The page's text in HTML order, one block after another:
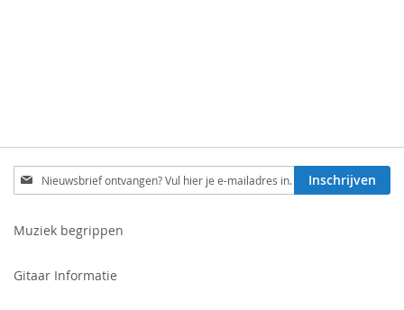
Schrijf
je
voor
Inschrijven
Muziek begrippen
Gitaar Informatie